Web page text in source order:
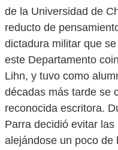
de la Universidad de
reducto de
dictadura militar que
este Departamento
Lihn, y tuvo como
décadas más tarde se
reconocida escritora.
Parra decidió evitar
alejándose un poco de